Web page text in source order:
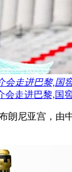
会走进巴黎,国
走进巴黎,国
朗尼亚宫，由